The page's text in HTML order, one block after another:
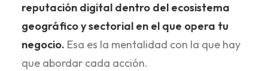
reputación digital dentro del ecosistema
geográfico y sectorial en el que opera tu
negocio. Esa es la mentalidad con la que hay
que abordar cada acción.